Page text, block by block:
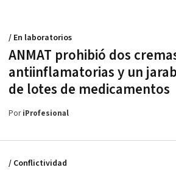
ANMAT prohibió dos
antiinflamatorias y un
de lotes de medicamentos
/ En laboratorios
PoriProfesional
/ Conflictividad